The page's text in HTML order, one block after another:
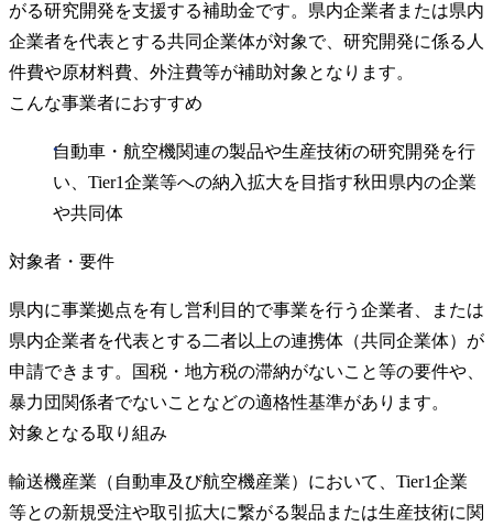
がる研究開発を支援する補助金です。県内企業者または県内
企業者を代表とする共同企業体が対象で、研究開発に係る人
件費や原材料費、外注費等が補助対象となります。
こんな事業者におすすめ
自動車・航空機関連の製品や生産技術の研究開発を行
い、Tier1企業等への納入拡大を目指す秋田県内の企業
や共同体
対象者・要件
県内に事業拠点を有し営利目的で事業を行う企業者、または
県内企業者を代表とする二者以上の連携体（共同企業体）が
申請できます。国税・地方税の滞納がないこと等の要件や、
暴力団関係者でないことなどの適格性基準があります。
対象となる取り組み
輸送機産業（自動車及び航空機産業）において、Tier1企業
等との新規受注や取引拡大に繋がる製品または生産技術に関